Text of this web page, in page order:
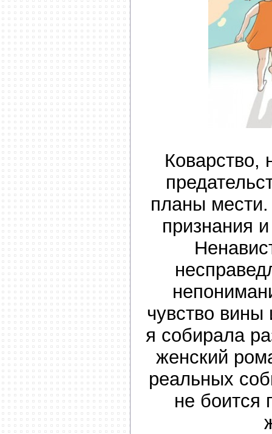
Коварство,
планы
признания
чувство вины
я собирала
женский
реальных
не боится